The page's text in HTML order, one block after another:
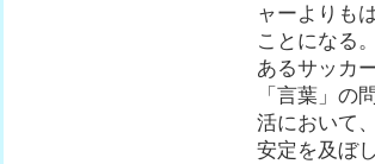
ャーよりも
ことになる
あるサッカ
「言葉」の
活において
安定を及ぼ